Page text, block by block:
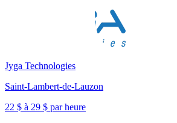
Jyga Technologies
Saint-Lambert-de-Lauzon
22 $ à 29 $ par heure